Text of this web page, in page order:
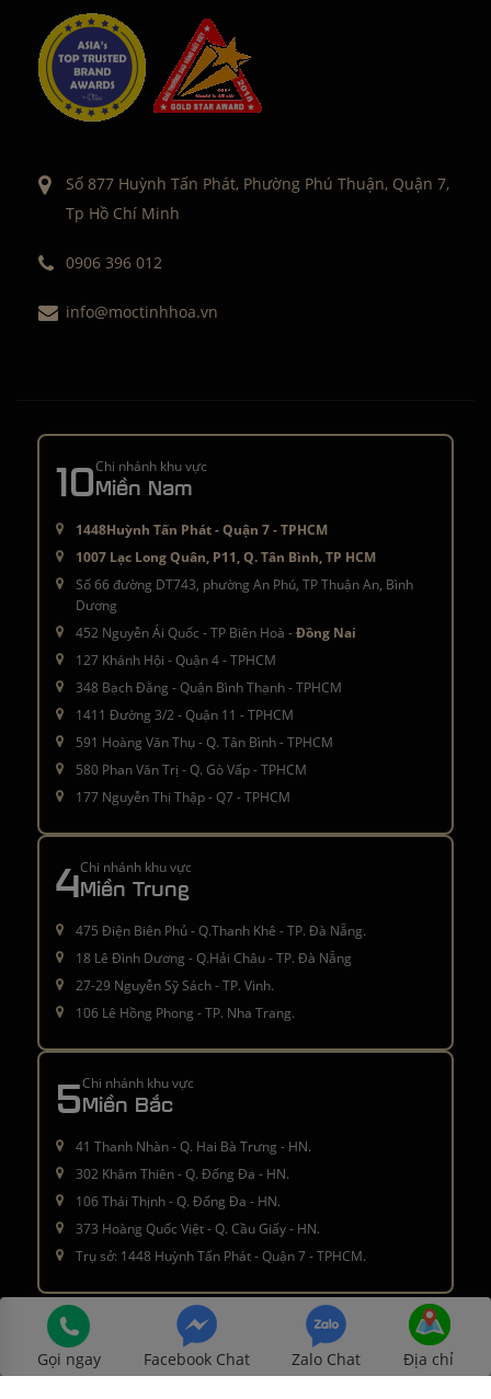
Gọi ngay Facebook Chat Zalo Chat Địa chỉ
Số 877 Huỳnh Tấn Phát, Phường Phú Thuận, Quận 7,
Tp Hồ Chí Minh
0906 396 012
info@moctinhhoa.vn
10Chi nhánh khu vực
Miền Nam
1448Huỳnh Tấn Phát - Quận 7 - TPHCM
1007 Lạc Long Quân, P11, Q. Tân Bình, TP HCM
Số 66 đường DT743, phường An Phú, TP Thuận An, Bình
Dương
452 Nguyễn Ái Quốc - TP Biên Hoà -Đồng Nai
127 Khánh Hội - Quận 4 - TPHCM
348 Bạch Đằng - Quận Bình Thạnh - TPHCM
1411 Đường 3/2 - Quận 11 - TPHCM
591 Hoàng Văn Thụ - Q. Tân Bình - TPHCM
580 Phan Văn Trị - Q. Gò Vấp - TPHCM
177 Nguyễn Thị Thập - Q7 - TPHCM
4Chi nhánh khu vực
Miền Trung
475 Điện Biên Phủ - Q.Thanh Khê - TP. Đà Nẵng.
18 Lê Đình Dương - Q.Hải Châu - TP. Đà Nẵng
27-29 Nguyễn Sỹ Sách - TP. Vinh.
106 Lê Hồng Phong - TP. Nha Trang.
5Chi nhánh khu vực
Miền Bắc
41 Thanh Nhàn - Q. Hai Bà Trưng - HN.
302 Khâm Thiên - Q. Đống Đa - HN.
106 Thái Thịnh - Q. Đống Đa - HN.
373 Hoàng Quốc Việt - Q. Cầu Giấy - HN.
Trụ sở: 1448 Huỳnh Tấn Phát - Quận 7 - TPHCM.
Â© 2016 - 2021 moctinhhoa.vn . All rights reserved